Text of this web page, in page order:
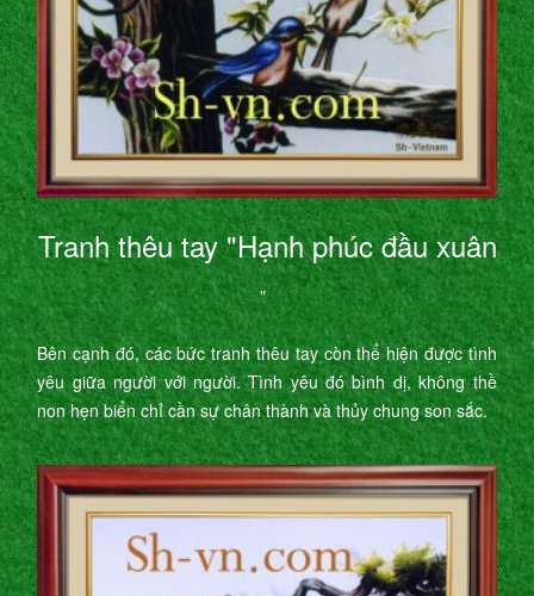
Tranh thêu tay "Hạnh phúc đầu xuân
"
Bên cạnh đó, các bức tranh thêu tay còn thể hiện được tình
yêu giữa người với người. Tình yêu đó bình dị, không thề
non hẹn biển chỉ cần sự chân thành và thủy chung son sắc.